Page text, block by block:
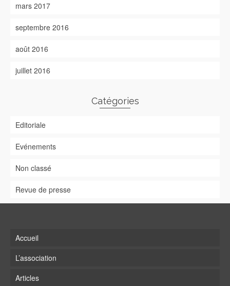
mars 2017
septembre 2016
août 2016
juillet 2016
Catégories
Editoriale
Evénements
Non classé
Revue de presse
Accueil
L’association
Articles